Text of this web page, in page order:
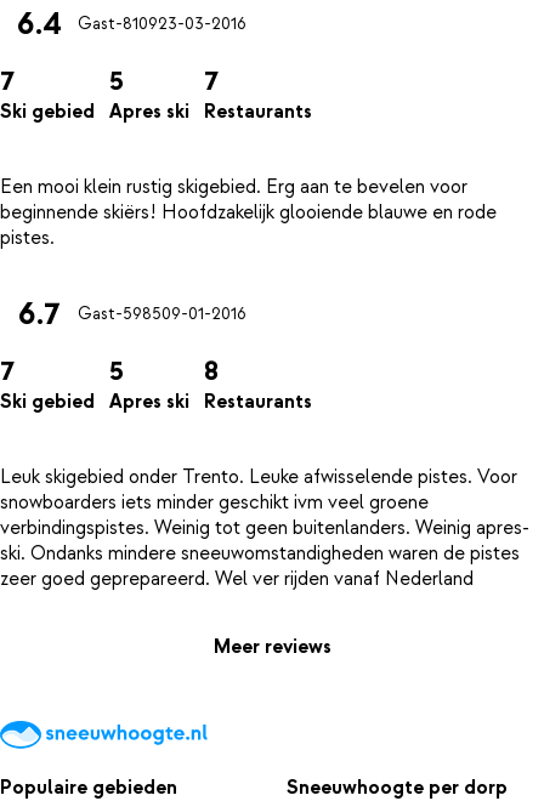
6.4 Gast-810923-03-2016
7
Ski gebied
5
Apres ski
7
Restaurants
Een mooi klein rustig skigebied. Erg aan te bevelen voor
beginnende skiërs! Hoofdzakelijk glooiende blauwe en rode
6.7 Gast-598509-01-2016
7
Ski gebied
5
Apres ski
8
Restaurants
Leuk skigebied onder Trento. Leuke afwisselende pistes. Voor
snowboarders iets minder geschikt ivm veel groene
verbindingspistes. Weinig tot geen buitenlanders. Weinig apres-
ski. Ondanks mindere sneeuwomstandigheden waren de pistes
Meer reviews
Populaire gebieden Sneeuwhoogte per dorp